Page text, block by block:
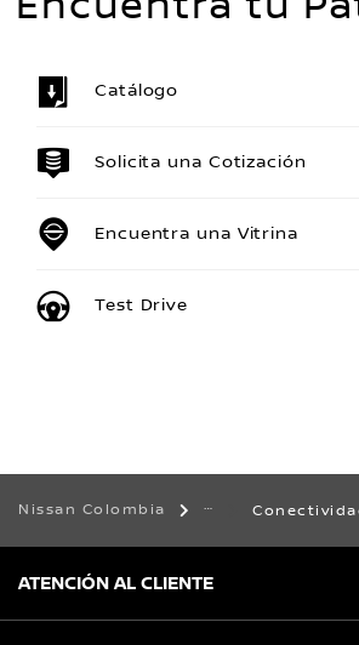
Catálogo
Solicita una Cotización
Encuentra una Vitrina
Test Drive
Nissan Colombia
ATENCIÓN AL CLIENTE